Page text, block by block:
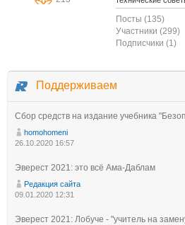
Посты (135)
Участники (299)
Подписчики (1)
Поддерживаем
Сбор средств на издание учебника
homohomeni
26.10.2020 16:57
Эверест 2021: это всё Ама-Даблам
Редакция сайта
09.01.2020 12:31
Эверест 2021: Лобуче - "учитель на